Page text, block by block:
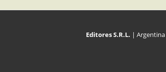
Editores S.R.L. | Argentina